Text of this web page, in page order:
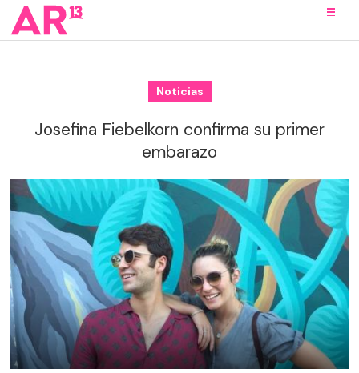
Noticias
Josefina Fiebelkorn confirma su primer
embarazo